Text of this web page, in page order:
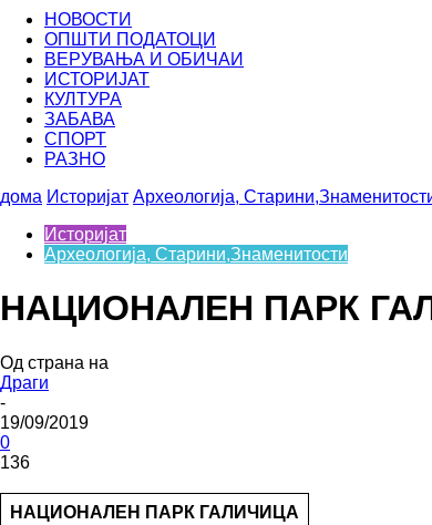
НОВОСТИ
ОПШТИ ПОДАТОЦИ
ВЕРУВАЊА И ОБИЧАИ
ИСТОРИЈАТ
КУЛТУРА
ЗАБАВА
СПОРТ
РАЗНО
дома Историјат Археологија,
Историјат
Археологија, Старини,Знаменитости
НАЦИОНАЛЕН ПАРК
Од страна на
Драги
-
19/09/2019
0
136
НАЦИОНАЛЕН ПАРК ГАЛИЧИЦА